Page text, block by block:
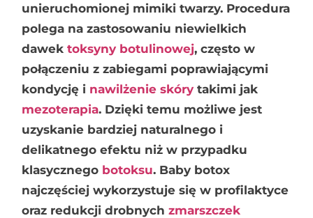
unieruchomionej mimiki twarzy. Procedura
polega na zastosowaniu niewielkich
dawektoksyny botulinowej, często w
połączeniu z zabiegami poprawiającymi
kondycję i nawilżenie skóry takimi jak
mezoterapia. Dzięki temu możliwe jest
uzyskanie bardziej naturalnego i
delikatnego efektu niż w przypadku
klasycznego botoksu. Baby botox
najczęściej wykorzystuje się w profilaktyce
oraz redukcji drobnychzmarszczek